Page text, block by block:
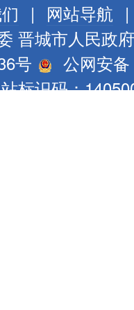
| 网站导航 |
晋城市人民政府
号
公网安
标识码：